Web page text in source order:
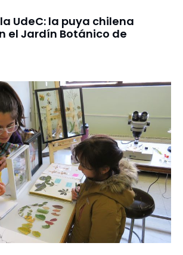
UdeC: la puya chilena
el Jardín Botánico de